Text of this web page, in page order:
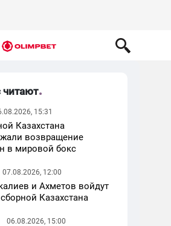
читают
15:31
Казахстана
возвращение
в мировой бокс
07.08.2026, 12:00
и Ахметов войдут
Казахстана
06.08.2026, 15:00